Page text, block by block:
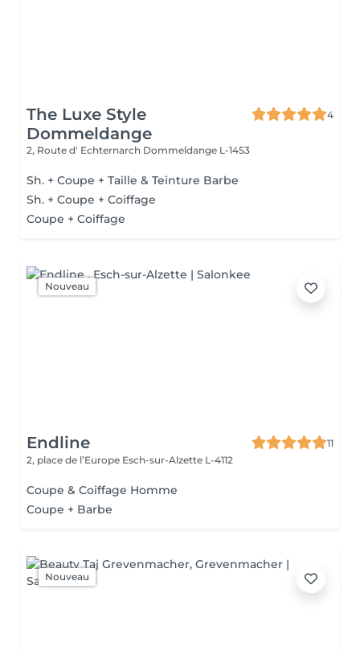
The Luxe Style
Dommeldange
4
2, Route d' Echternarch Dommeldange L-1453
Sh. + Coupe + Taille & Teinture Barbe
Sh. + Coupe + Coiffage
Coupe + Coiffage
Nouveau
Endline
11
2, place de l’Europe Esch-sur-Alzette L-4112
Coupe & Coiffage Homme
Coupe + Barbe
Nouveau